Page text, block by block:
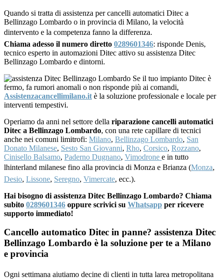
Quando si tratta di assistenza per cancelli automatici Ditec a
Bellinzago Lombardo o in provincia di Milano, la velocità
dintervento e la competenza fanno la differenza.
Chiama adesso il numero diretto 0289601346: risponde Denis,
tecnico esperto in automazioni Ditec attivo su assistenza Ditec
Bellinzago Lombardo e dintorni.
Se il tuo impianto Ditec è
fermo, fa rumori anomali o non risponde più ai comandi,
Assistenzacancellimilano.it è la soluzione professionale e locale per
interventi tempestivi.
Operiamo da anni nel settore della riparazione cancelli automatici
Ditec a Bellinzago Lombardo, con una rete capillare di tecnici
anche nei comuni limitrofi: Milano, Bellinzago Lombardo, San
Donato Milanese, Sesto San Giovanni, Rho, Corsico, Rozzano,
Cinisello Balsamo, Paderno Dugnano, Vimodrone e in tutto
lhinterland milanese fino alla provincia di Monza e Brianza (Monza,
Desio, Lissone, Seregno, Vimercate, ecc.).
Hai bisogno di assistenza Ditec Bellinzago Lombardo? Chiama
subito 0289601346 oppure scrivici su Whatsapp per ricevere
supporto immediato!
Cancello automatico Ditec in panne? assistenza Ditec
Bellinzago Lombardo è la soluzione per te a Milano
e provincia
Ogni settimana aiutiamo decine di clienti in tutta larea metropolitana